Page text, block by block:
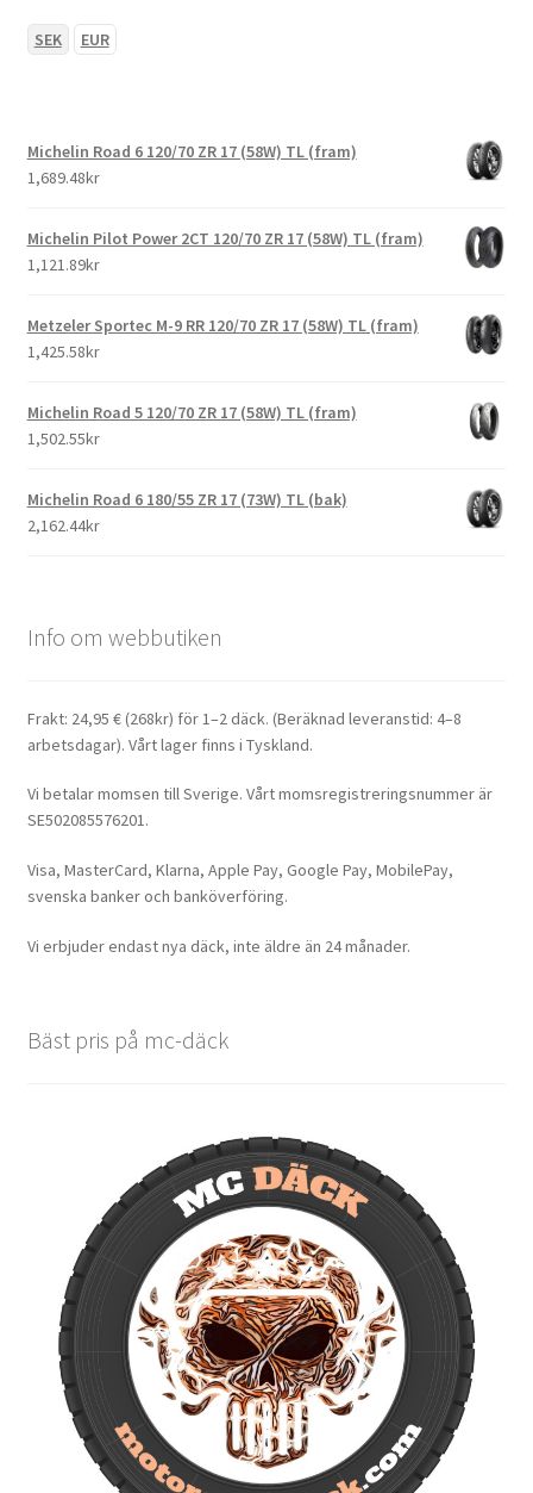
SEK EUR
Michelin Road 6 120/70 ZR 17 (58W) TL (fram)
1,689.48kr
Michelin Pilot Power 2CT 120/70 ZR 17 (58W) TL (fram)
1,121.89kr
Metzeler Sportec M-9 RR 120/70 ZR 17 (58W) TL (fram)
1,425.58kr
Michelin Road 5 120/70 ZR 17 (58W) TL (fram)
1,502.55kr
Michelin Road 6 180/55 ZR 17 (73W) TL (bak)
2,162.44kr
Info om webbutiken
Frakt: 24,95 € (268kr) för 1–2 däck. (Beräknad leveranstid: 4–8
arbetsdagar). Vårt lager finns i Tyskland.
Vi betalar momsen till Sverige. Vårt momsregistreringsnummer är
SE502085576201.
Visa, MasterCard, Klarna, Apple Pay, Google Pay, MobilePay,
svenska banker och banköverföring.
Vi erbjuder endast nya däck, inte äldre än 24 månader.
Bäst pris på mc-däck